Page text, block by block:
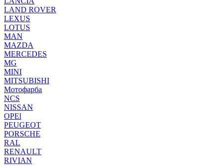
LAND ROVER
LEXUS
LOTUS
MAN
MAZDA
MERCEDES
MG
MINI
MITSUBISHI
Мотофарба
NCS
NISSAN
OPEl
PEUGEOT
PORSCHE
RAL
RENAULT
RIVIAN